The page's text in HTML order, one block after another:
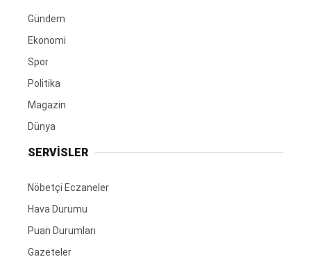
Gündem
Ekonomi
Spor
Politika
Magazin
Dünya
SERVİSLER
Nöbetçi Eczaneler
Hava Durumu
Puan Durumları
Gazeteler